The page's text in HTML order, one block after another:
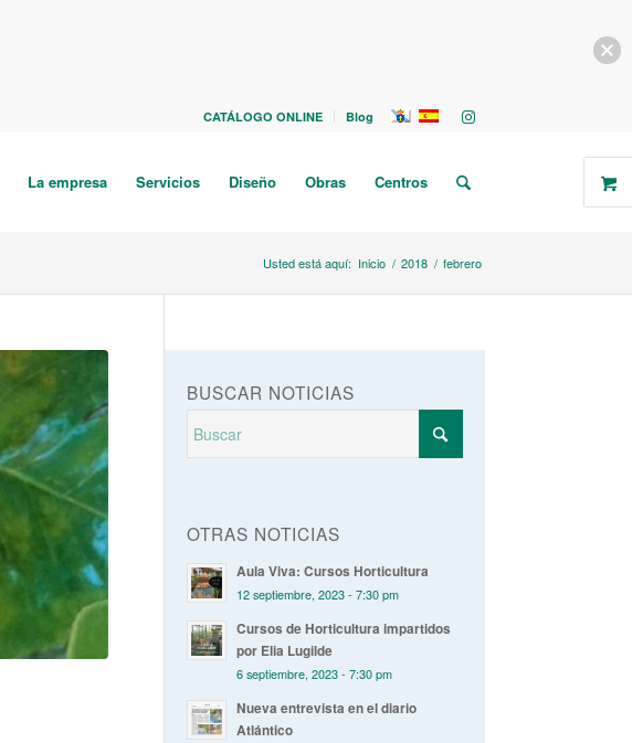
CATÁLOGO ONLINE Blog
La empresa Servicios Diseño Obras Centros
Usted está aquí: Inicio / 2018 / febrero
BUSCAR NOTICIAS
OTRAS NOTICIAS
Aula Viva: Cursos Horticultura
12 septiembre, 2023 - 7:30 pm
Cursos de Horticultura impartidos
por Elia Lugilde
6 septiembre, 2023 - 7:30 pm
Nueva entrevista en el diario
Atlántico